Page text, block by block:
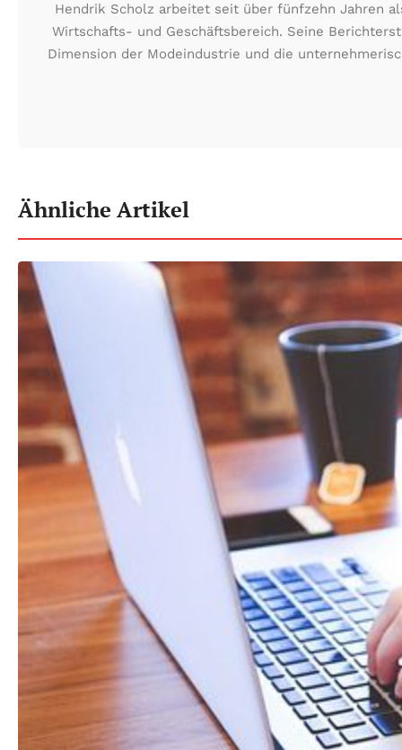
Hendrik Scholz arbeitet seit über fünfzehn Jahren
Wirtschafts- und Geschäftsbereich. Seine
Dimension der Modeindustrie und die
Ähnliche Artikel